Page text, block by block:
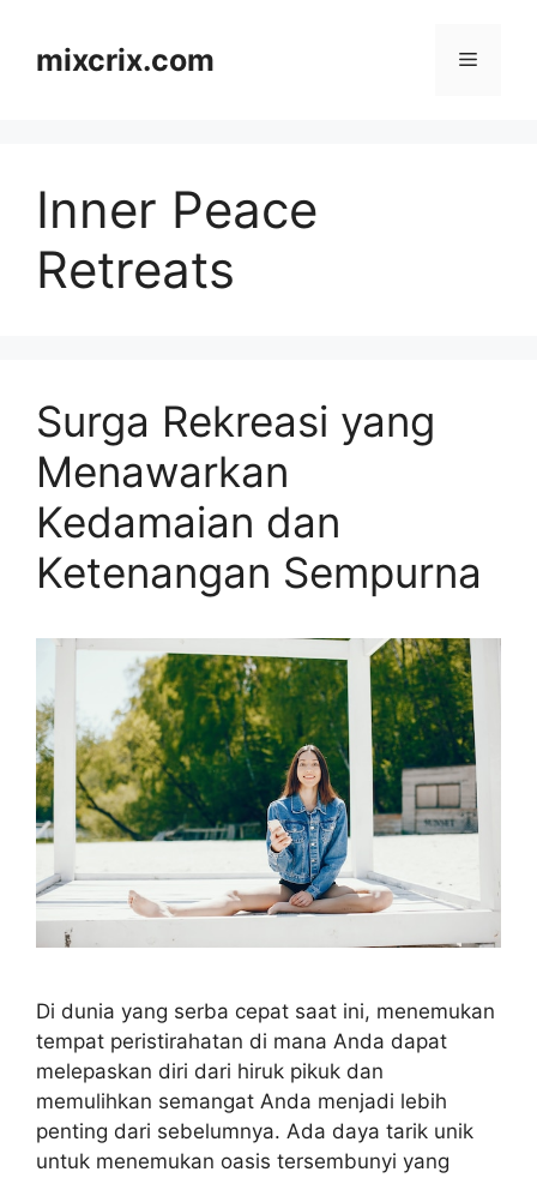
contentmixcrix.com Menu
Inner Peace
Retreats
Surga Rekreasi yang
Menawarkan
Kedamaian dan
Ketenangan Sempurna
Di dunia yang serba cepat saat ini, menemukan
tempat peristirahatan di mana Anda dapat
melepaskan diri dari hiruk pikuk dan
memulihkan semangat Anda menjadi lebih
penting dari sebelumnya. Ada daya tarik unik
untuk menemukan oasis tersembunyi yang